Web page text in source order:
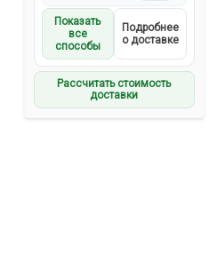
Показать
все
способы
Подробнее
о доставке
Рассчитать стоимость
доставки